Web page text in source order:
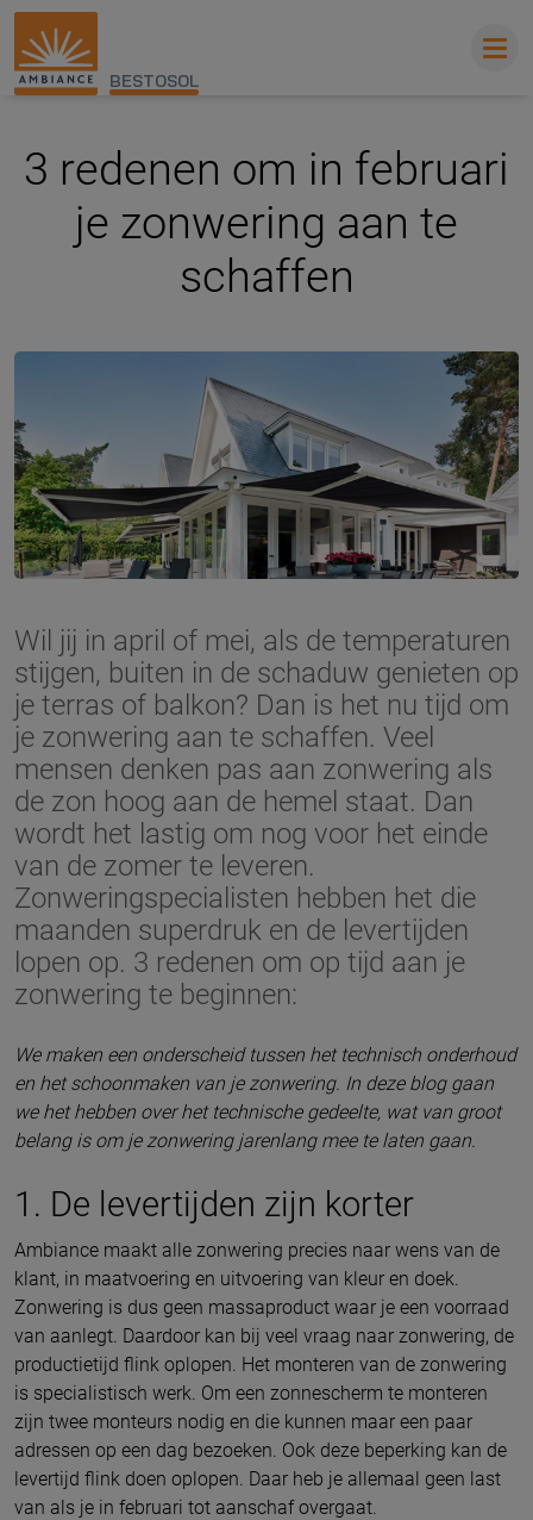
BESTOSOL
3 redenen om in februari
je zonwering aan te
schaffen
Wil jij in april of mei, als de temperaturen
stijgen, buiten in de schaduw genieten op
je terras of balkon? Dan is het nu tijd om
je zonwering aan te schaffen. Veel
mensen denken pas aan zonwering als
de zon hoog aan de hemel staat. Dan
wordt het lastig om nog voor het einde
van de zomer te leveren.
Zonweringspecialisten hebben het die
maanden superdruk en de levertijden
lopen op. 3 redenen om op tijd aan je
zonwering te beginnen:
We maken een onderscheid tussen het technisch onderhoud
en het schoonmaken van je zonwering. In deze blog gaan
we het hebben over het technische gedeelte, wat van groot
belang is om je zonwering jarenlang mee te laten gaan.
1. De levertijden zijn korter
Ambiance maakt alle zonwering precies naar wens van de
klant, in maatvoering en uitvoering van kleur en doek.
Zonwering is dus geen massaproduct waar je een voorraad
van aanlegt. Daardoor kan bij veel vraag naar zonwering, de
productietijd flink oplopen. Het monteren van de zonwering
is specialistisch werk. Om een zonnescherm te monteren
zijn twee monteurs nodig en die kunnen maar een paar
adressen op een dag bezoeken. Ook deze beperking kan de
levertijd flink doen oplopen. Daar heb je allemaal geen last
van als je in februari tot aanschaf overgaat.